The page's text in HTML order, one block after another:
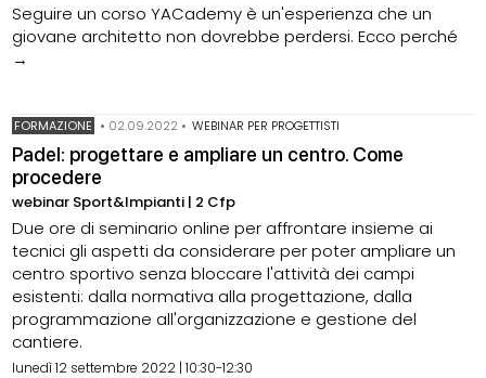
Seguire un corso YACademy è un'esperienza che un
giovane architetto non dovrebbe perdersi. Ecco perché
→
FORMAZIONE • 02.09.2022 • WEBINAR PER PROGETTISTI
Padel: progettare e ampliare un centro. Come
procedere
webinar Sport&Impianti | 2 Cfp
Due ore di seminario online per affrontare insieme ai
tecnici gli aspetti da considerare per poter ampliare un
centro sportivo senza bloccare l'attività dei campi
esistenti: dalla normativa alla progettazione, dalla
programmazione all'organizzazione e gestione del
cantiere.
lunedì 12 settembre 2022 | 10:30-12:30